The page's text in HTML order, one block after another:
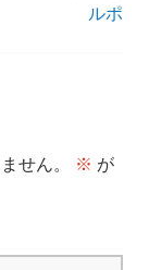
ルポ
せん。 ※ が